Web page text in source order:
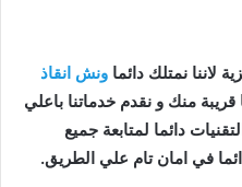
لاننا نمتلك دائما ونش انقاذ
قريبة منك و نقدم خدماتنا باعلي
دائما لمتابعة جميع